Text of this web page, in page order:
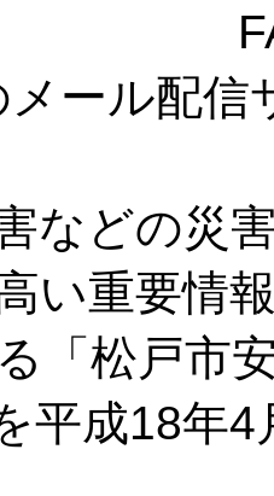
ール配
などの災
い重要情
「松戸市
平成18年